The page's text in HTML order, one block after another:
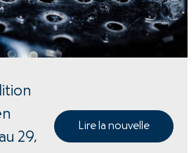
29,
Lire la nouvelle